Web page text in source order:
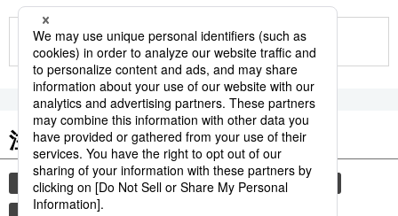
もっと見る
注目のキーワード
共同通信ニュース 観光 気象・災害